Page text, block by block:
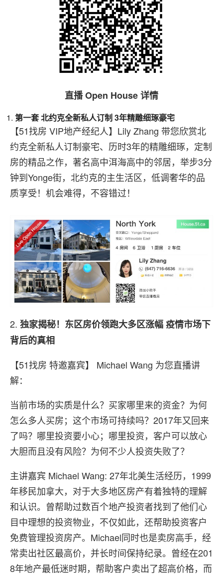
直播 Open House 详情
第一套北约克全新私人订制 3年精雕细琢豪宅
【51找房 VIP地产经纪人】Lily Zhang 带您欣赏北
约克全新私人订制豪宅、历时3年的精雕细琢，定制
房的精品之作，著名高中洱海高中的邻居，举步3分
钟到Yonge街，北约克的主生活区，低调奢华的品
质享受！机会难得，不容错过！
2. 独家揭秘！东区房价领跑大多区涨幅 疫情市场下
背后的真相
【51找房 特邀嘉宾】 Michael Wang 为您直播讲
解：
当前市场的实质是什么？买家哪里来的资金？为何
怎么多人买房；这个市场可持续吗？2017年又回来
了吗？哪里投资要小心；哪里投资，客户可以放心
大胆而且没有风险？为何不少人投资失败了？
主讲嘉宾 Michael Wang: 27年北美生活经历，1999
年移民加拿大，对于大多地区房产有着独特的理解
和认识。曾帮助过数百个地产投资者找到了他们心
目中理想的投资物业，不仅如此，还帮助投资客户
免费管理投资房产。Michael同时也是卖房高手，经
常卖出社区最高价，并长时间保持纪录。曾经在201
8年地产最低迷时期，帮助客户卖出了超高价格，而